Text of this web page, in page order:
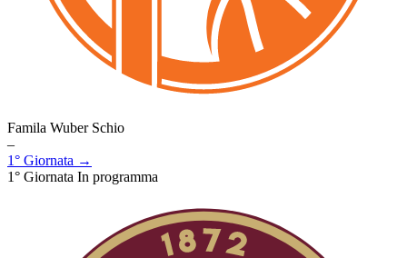
Famila Wuber Schio
–
1° Giornata →
1° Giornata In programma